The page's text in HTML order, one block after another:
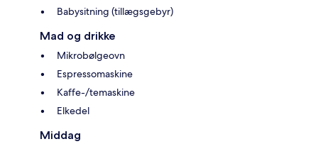
Babysitning (tillægsgebyr)
Mad og drikke
Mikrobølgeovn
Espressomaskine
Kaffe-/temaskine
Elkedel
Middag